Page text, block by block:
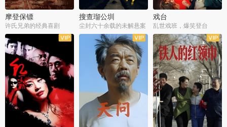
摩登保镖
许氏兄弟的经典喜剧
搜查瑠公圳
尘封六十余载的未解悬案
戏台
乱世戏班，爆笑登台